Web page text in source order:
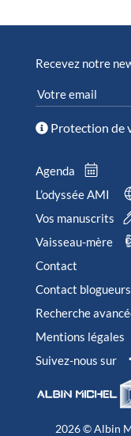
Recevez notre
Protection de
Agenda
L’odyssée AMI
Vos manuscrits
Vaisseau-mère
Contact
Contact blogueurs
Recherche
Mentions légales
Suivez-nous sur
2026 © Albin